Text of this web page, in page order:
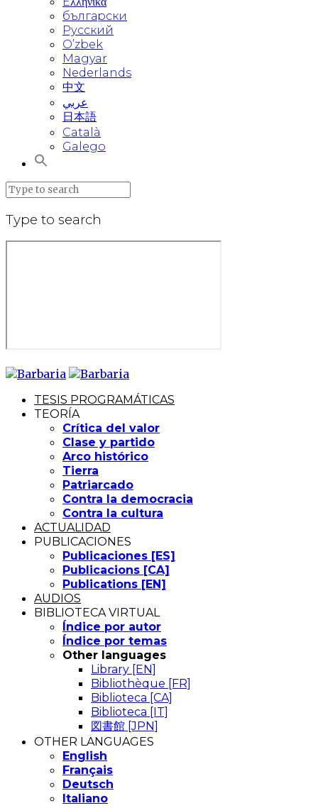
български
Русский
O’zbek
Magyar
Nederlands
中文
عربي
日本語
Català
Galego
Type to search
TESIS PROGRAMÁTICAS
TEORÍA
Crítica del valor
Clase y partido
Arco histórico
Tierra
Patriarcado
Contra la democracia
Contra la cultura
ACTUALIDAD
PUBLICACIONES
Publicaciones [ES]
Publicacions [CA]
Publications [EN]
AUDIOS
BIBLIOTECA VIRTUAL
Índice por autor
Índice por temas
Other languages
Library [EN]
Bibliothèque [FR]
Biblioteca [CA]
Biblioteca [IT]
図書館 [JPN]
OTHER LANGUAGES
English
Français
Deutsch
Italiano